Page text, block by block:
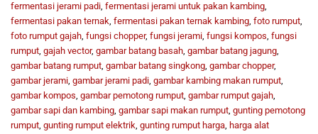
fermentasi jerami padi, fermentasi jerami untuk pakan kambing,
fermentasi pakan ternak, fermentasi pakan ternak kambing, foto rumput,
foto rumput gajah, fungsi chopper, fungsi jerami, fungsi kompos, fungsi
rumput, gajah vector, gambar batang basah, gambar batang jagung,
gambar batang rumput, gambar batang singkong, gambar chopper,
gambar jerami, gambar jerami padi, gambar kambing makan rumput,
gambar kompos, gambar pemotong rumput, gambar rumput gajah,
gambar sapi dan kambing, gambar sapi makan rumput, gunting pemotong
rumput, gunting rumput elektrik, gunting rumput harga, harga alat